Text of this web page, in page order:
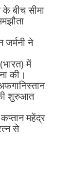
बीच सीमा
जर्मनी ने
में
की।
शुरुआत
महेंद्र
से